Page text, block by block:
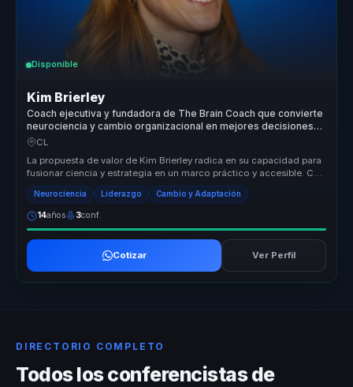
Disponible
Kim Brierley
Coach ejecutiva y fundadora de The Brain Coach que convierte
neurociencia y cambio organizacional en mejores decisiones
para lideres.
CL
La propuesta de valor de Kim Brierley radica en su capacidad para
fusionar ciencia y estrategia en un marco práctico y accesible. Con
for...
Neurociencia Liderazgo Cambio y Adaptación
14años 3conf.
Cotizar Ver Perfil
DIRECTORIO COMPLETO
Todos los conferencistas de